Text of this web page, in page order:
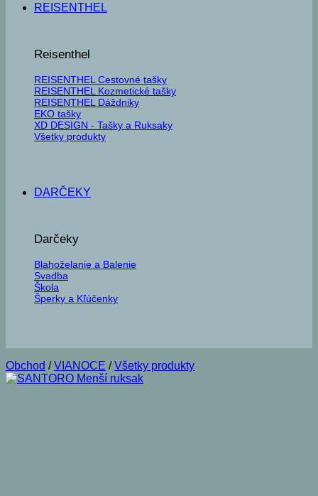
REISENTHEL
Reisenthel
REISENTHEL Cestovné tašky
REISENTHEL Kozmetické tašky
REISENTHEL Dáždniky
EKO tašky
XD DESIGN - Tašky a Ruksaky
Všetky produkty
DARČEKY
Darčeky
Blahoželanie a Balenie
Svadba
Škola
Šperky a Kľúčenky
Obchod / VIANOCE / Všetky produkty